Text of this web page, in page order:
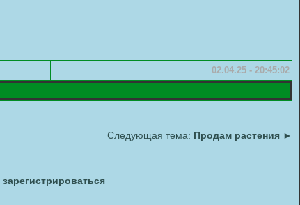
02.04.25 - 20:45:02
Следующая тема: Продам растения ►
зарегистрироваться